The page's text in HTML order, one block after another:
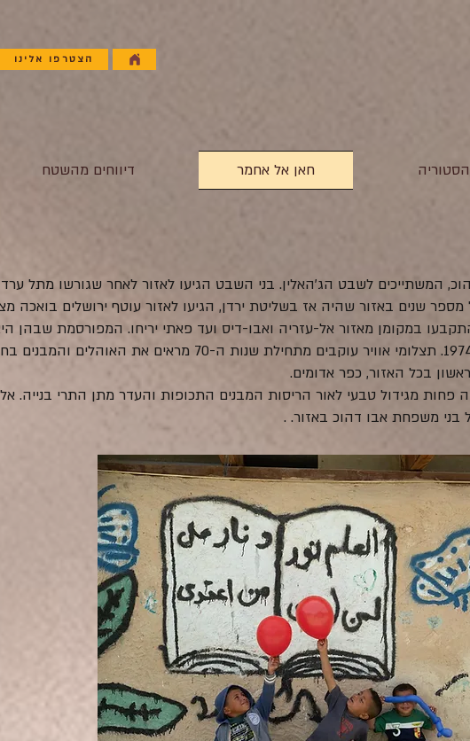
הצטרפו אלינו
חאן אל אחמר דיווחים מהשטח
המשתייכים לשבט הג'האלין. בני השבט הגיעו לאזור לאחר שגורשו מתל ערד
תקופת נדידה של מספר שנים באזור שהיה אז בשליטת ירדן, הגיעו לאזור עוטף ירושלים בואכה
התקבעו במקומן מאזור אל-עזריה ואבו-דיס ועד פאתי יריחו. המפורסמת שבהן
אלח'אן אל-אחמר שיושבת במקומה באופן רציף מאז 1974. תצלומי אוויר עוקבים מתחילת שנות ה-70 מראים את האוהלים
בכל האזור, כפר אדומים.
28 משפחות - 200 תושבים, הרבה פחות מגידול טבעי לאור הריסות המבנים התכופות והעדר מתן התרי
בני משפחת אבו דהוכ באזור. .